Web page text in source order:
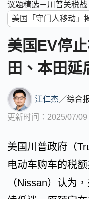
议题精选－川普关税战
美国EV停
田、本田延
江仁杰 ／综合
更新时间：2025/07/09
美国川普政府（
电动车购车的税
（Nissan）认为